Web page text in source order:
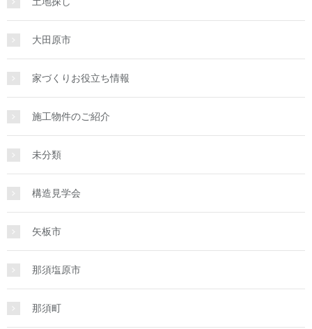
大田原市
家づくりお役立ち情報
施工物件のご紹介
未分類
構造見学会
矢板市
那須塩原市
那須町